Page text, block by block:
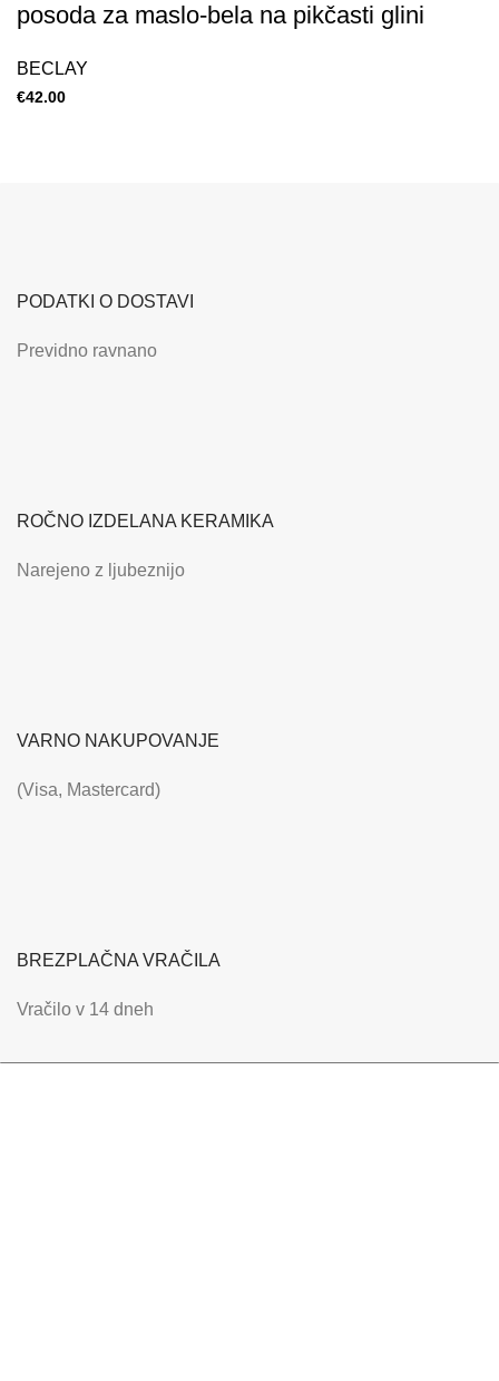
posoda za maslo-bela na pikčasti glini
BECLAY
€42.00
PODATKI O DOSTAVI
Previdno ravnano
ROČNO IZDELANA KERAMIKA
Narejeno z ljubeznijo
VARNO NAKUPOVANJE
(Visa, Mastercard)
BREZPLAČNA VRAČILA
Vračilo v 14 dneh